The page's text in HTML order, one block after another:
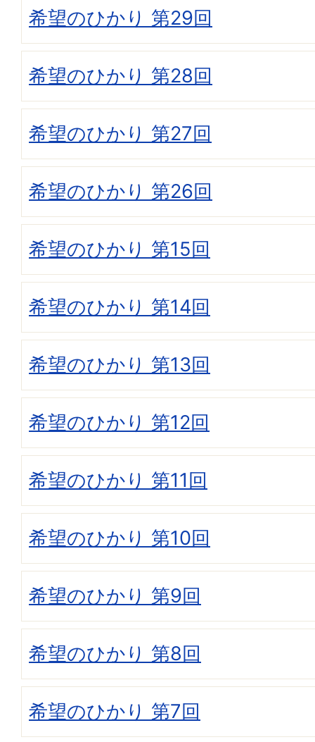
希望のひかり 第29回
希望のひかり 第28回
希望のひかり 第27回
希望のひかり 第26回
希望のひかり 第15回
希望のひかり 第14回
希望のひかり 第13回
希望のひかり 第12回
希望のひかり 第11回
希望のひかり 第10回
希望のひかり 第9回
希望のひかり 第8回
希望のひかり 第7回